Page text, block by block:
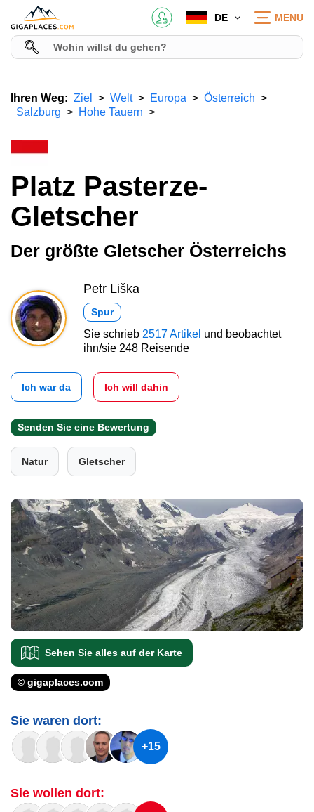
DE MENU
Ihren Weg: Ziel Welt Europa
Österreich
Salzburg
Hohe Tauern
Platz Pasterze-
Gletscher
Der größte Gletscher Österreichs
Petr Liška
Spur
Sie schrieb 2517 Artikel und beobachtet
ihn/sie 248 Reisende
Ich war da Ich will dahin
Senden Sie eine Bewertung
Natur Gletscher
Sehen Sie alles auf der Karte
© gigaplaces.com
Sie waren dort:
+15
Sie wollen dort: